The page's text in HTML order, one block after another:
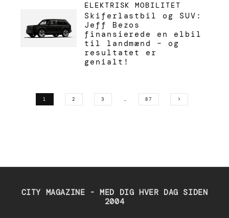
ELEKTRISK MOBILITET
Skiferlastbil og SUV:
Jeff Bezos
finansierede en elbil
til landmænd – og
resultatet er
genialt!
1 2 3 … 87
CITY MAGAZINE - MED DIG HVER DAG SIDEN
2004